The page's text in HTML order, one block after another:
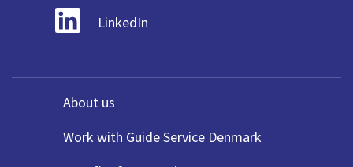
LinkedIn
About us
Work with Guide Service Denmark